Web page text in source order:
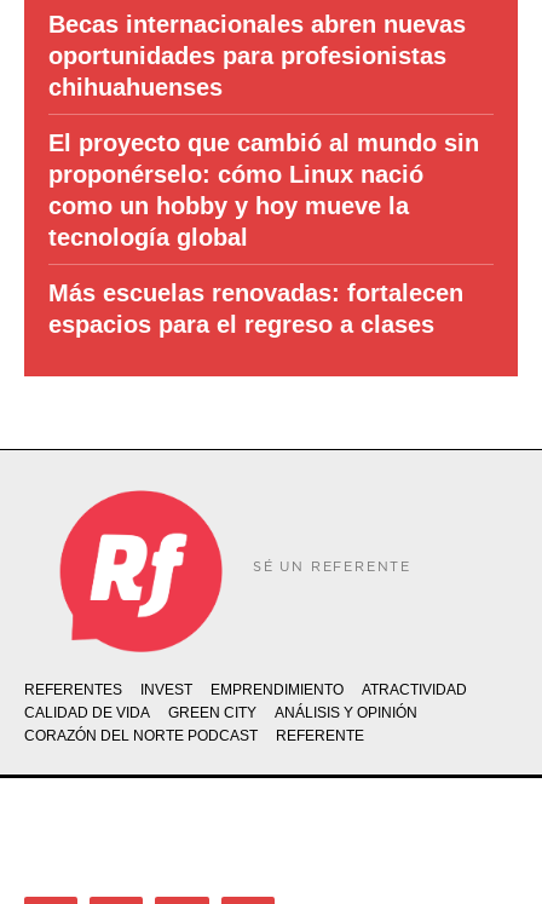
Becas internacionales abren nuevas
oportunidades para profesionistas
chihuahuenses
El proyecto que cambió al mundo sin
proponérselo: cómo Linux nació
como un hobby y hoy mueve la
tecnología global
Más escuelas renovadas: fortalecen
espacios para el regreso a clases
SÉ UN REFERENTE
REFERENTES INVEST EMPRENDIMIENTO
ATRACTIVIDAD
CALIDAD DE VIDA
GREEN CITY
ANÁLISIS Y OPINIÓN
CORAZÓN DEL NORTE PODCAST
REFERENTE